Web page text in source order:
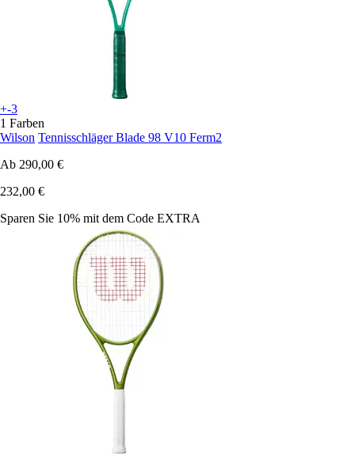
+-3
1 Farben
Wilson Tennisschläger Blade 98 V10 Ferm2
Ab 290,00 €
232,00 €
Sparen Sie 10% mit dem Code EXTRA